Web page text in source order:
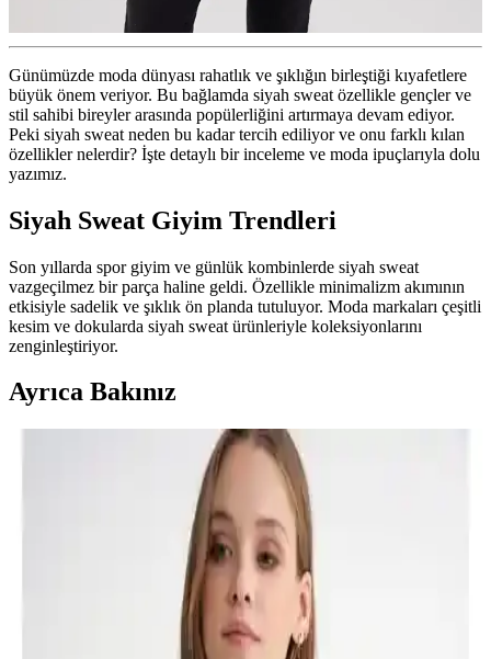
Günümüzde moda dünyası rahatlık ve şıklığın birleştiği kıyafetlere
büyük önem veriyor. Bu bağlamda siyah sweat özellikle gençler ve
stil sahibi bireyler arasında popülerliğini artırmaya devam ediyor.
Peki siyah sweat neden bu kadar tercih ediliyor ve onu farklı kılan
özellikler nelerdir? İşte detaylı bir inceleme ve moda ipuçlarıyla dolu
yazımız.
Siyah Sweat Giyim Trendleri
Son yıllarda spor giyim ve günlük kombinlerde siyah sweat
vazgeçilmez bir parça haline geldi. Özellikle minimalizm akımının
etkisiyle sadelik ve şıklık ön planda tutuluyor. Moda markaları çeşitli
kesim ve dokularda siyah sweat ürünleriyle koleksiyonlarını
zenginleştiriyor.
Ayrıca Bakınız
Siyah Pantolonların Kullanımı, Kombinasyon
Zorlukları ve Alternatif Renk Seçenekleri
Siyah pantolonlar resmi ve gündelik kullanımlarda kombin
zorlukları yaratabilir. Alternatif renkler ve doğru kombinasyonlarla
Penti Siyah Kalp Desenli Külotlu Çorap İncelemesi
ve Kullanıcı Yorumları